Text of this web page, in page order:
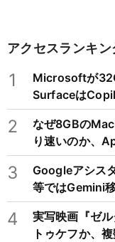
アクセスランキン
1
Microsoftが
Surfaceは
2
なぜ8GBの
り速いのか、
3
Googleアシス
等ではGemini
4
実写映画『ゼ
トゥケフか、